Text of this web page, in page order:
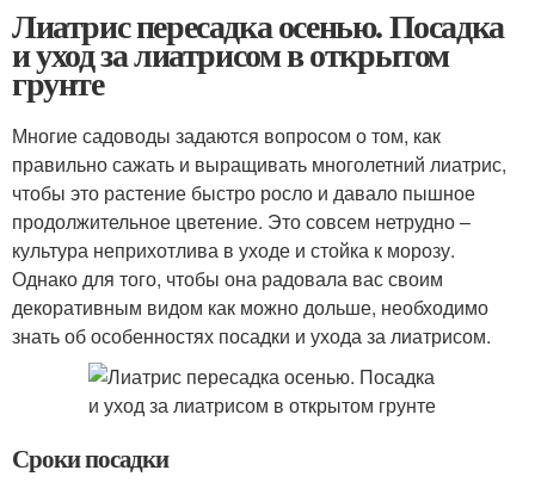
Лиатрис пересадка осенью. Посадка
и уход за лиатрисом в открытом
грунте
Многие садоводы задаются вопросом о том, как
правильно сажать и выращивать многолетний лиатрис,
чтобы это растение быстро росло и давало пышное
продолжительное цветение. Это совсем нетрудно –
культура неприхотлива в уходе и стойка к морозу.
Однако для того, чтобы она радовала вас своим
декоративным видом как можно дольше, необходимо
знать об особенностях посадки и ухода за лиатрисом.
Сроки посадки